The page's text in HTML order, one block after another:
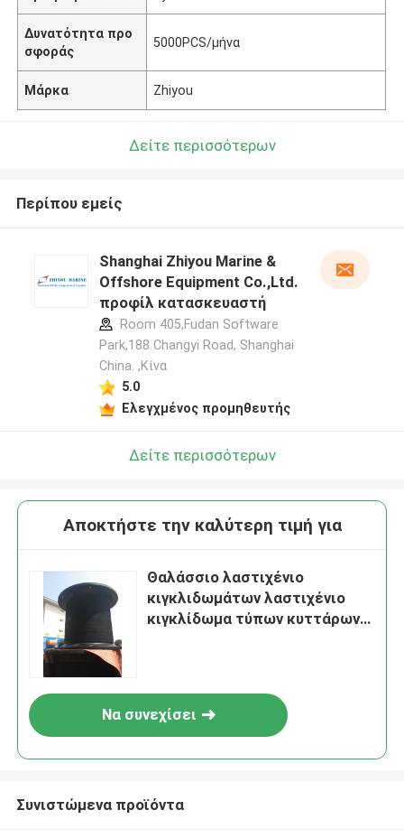
Δυνατότητα προ
σφοράς
5000PCS/μήνα
Μάρκα Zhiyou
Δείτε περισσότερων
Περίπου εμείς
Shanghai Zhiyou Marine &
Offshore Equipment Co.,Ltd.
προφίλ κατασκευαστή
Room 405,Fudan Software
Park,188 Changyi Road, Shanghai
China. ,Κίνα
5.0
Ελεγχμένος προμηθευτής
Δείτε περισσότερων
Αποκτήστε την καλύτερη τιμή για
Θαλάσσιο λαστιχένιο
κιγκλιδωμάτων λαστιχένιο
κιγκλίδωμα τύπων κυττάρων
Να συνεχίσει
Συνιστώμενα προϊόντα